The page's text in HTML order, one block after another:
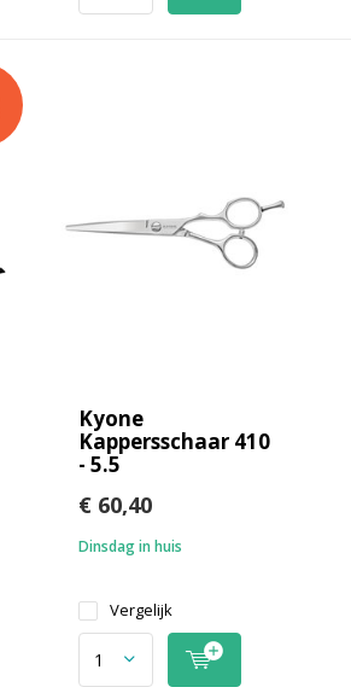
Kyone
Kappersschaar 410
- 5.5
€ 60,40
Dinsdag in huis
Vergelijk